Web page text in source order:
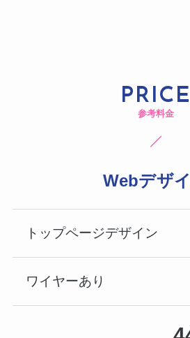
PRICE
参考料金
Webデザ
トップページデザイン
ワイヤーあり